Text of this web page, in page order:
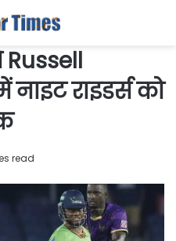
राइडर्स को
read